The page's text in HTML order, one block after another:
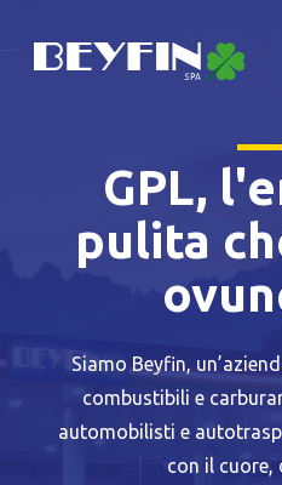
GPL,
pulita
Siamo Beyfin,
combustibili e
automobilisti e
con il cuore,